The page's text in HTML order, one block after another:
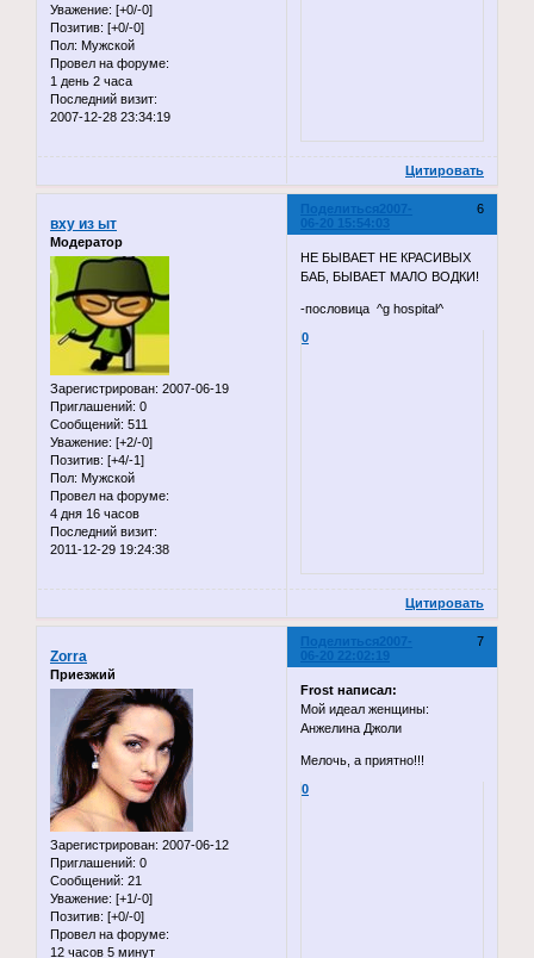
Уважение: [+0/-0]
Позитив: [+0/-0]
Пол: Мужской
Провел на форуме:
1 день 2 часа
Последний визит:
2007-12-28 23:34:19
Цитировать
Поделиться 6
2007-
06-20 15:54:03
вху из ыт
Модератор
Зарегистрирован: 2007-06-19
Приглашений: 0
Сообщений: 511
Уважение: [+2/-0]
Позитив: [+4/-1]
Пол: Мужской
Провел на форуме:
4 дня 16 часов
Последний визит:
2011-12-29 19:24:38
НЕ БЫВАЕТ НЕ КРАСИВЫХ
БАБ, БЫВАЕТ МАЛО ВОДКИ!
-пословица ^g hospital^
0
Цитировать
Поделиться 7
2007-
06-20 22:02:19
Zorra
Приезжий
Зарегистрирован: 2007-06-12
Приглашений: 0
Сообщений: 21
Уважение: [+1/-0]
Позитив: [+0/-0]
Провел на форуме:
12 часов 5 минут
Frost написал:
Мой идеал женщины:
Анжелина Джоли
Мелочь, а приятно!!!
0